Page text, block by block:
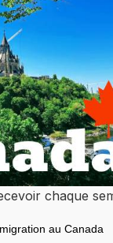
chaque
au Canada